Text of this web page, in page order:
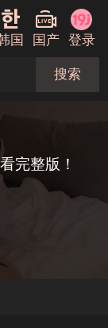
国 国产 登录
搜索
完整版！